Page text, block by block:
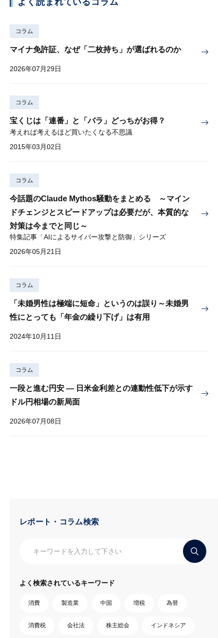
よく読まれているコラム
コラム
マイナ免許証、なぜ「二枚持ち」が選ばれるのか
2026年07月29日
コラム
宝くじは「連番」と「バラ」どっちがお得？
考えれば考えるほど買いたくなる不思議
2015年03月02日
コラム
今話題のClaude Mythos騒動をまとめる ～マイン
ドチェンジとスピードアップは必要だが、本質的な
対策は今までと同じ～
特集記事「AIによるサイバー攻撃と防御」シリーズ
2026年05月21日
コラム
「未婚男性は極端に短命」というのは誤り～未婚男
性にとっても「年金の繰り下げ」は有用
2024年10月11日
コラム
一段と進む円安 — 日米金利差との連動性低下が示す
ドル円相場の新局面
2026年07月08日
レポート・コラム検索
よく検索されているキーワード
消費 製造業 中国 増税 為替
消費税 会社法 株主総会 インドネシア